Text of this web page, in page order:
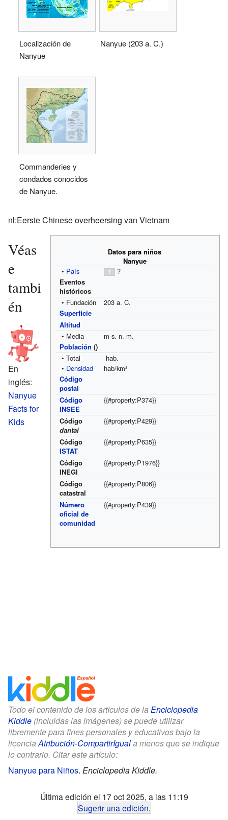
Localización de
Nanyue
Nanyue (203 a. C.)
Commanderies y
condados conocidos
de Nanyue.
nl:Eerste Chinese overheersing van Vietnam
Datos para niños
Nanyue
• País
?
Eventos
históricos
• Fundación
203 a. C.
Superficie
Altitud
• Media
m s. n. m.
Población ()
• Total
hab.
• Densidad
hab/km²
Código
postal
Código
INSEE
{{#property:P374}}
Código
dantai
{{#property:P429}}
Código
ISTAT
{{#property:P635}}
Código
INEGI
{{#property:P1976}}
Código
catastral
{{#property:P806}}
Número
oficial de
comunidad
{{#property:P439}}
Véas
e
tambi
én
En
inglés:
Nanyue
Facts for
Kids
Todo el contenido de los artículos de la Enciclopedia
Kiddle (incluidas las imágenes) se puede utilizar
libremente para fines personales y educativos bajo la
licenciaAtribución-CompartirIguala menos que se indique
lo contrario. Citar este artículo:
Nanyue para Niños. Enciclopedia Kiddle.
Última edición el 17 oct 2025, a las 11:19
Sugerir una edición.